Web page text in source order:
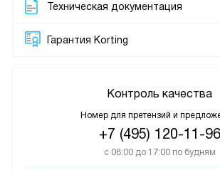
Техническая документация
Гарантия Korting
Контроль качества
Номер для претензий и
+7 (495) 120-11-96
с 08:00 до 17:00 по будням